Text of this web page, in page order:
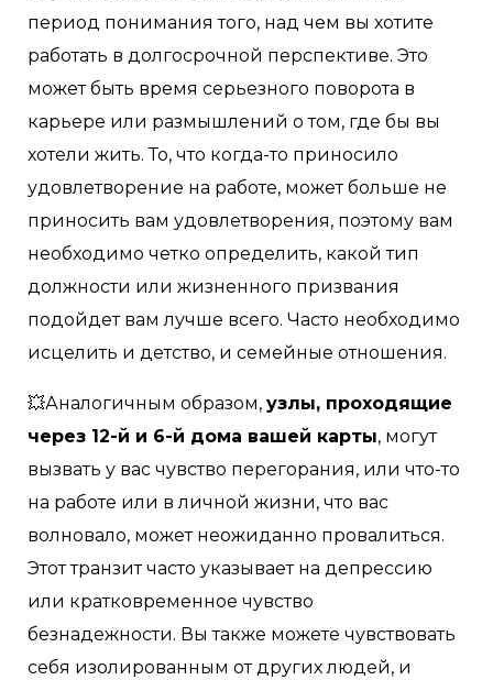
период понимания того, над чем вы хотите
работать в долгосрочной перспективе. Это
может быть время серьезного поворота в
карьере или размышлений о том, где бы вы
хотели жить. То, что когда-то приносило
удовлетворение на работе, может больше не
приносить вам удовлетворения, поэтому вам
необходимо четко определить, какой тип
должности или жизненного призвания
подойдет вам лучше всего. Часто необходимо
исцелить и детство, и семейные отношения.
💥Аналогичным образом, узлы, проходящие
через 12-й и 6-й дома вашей карты, могут
вызвать у вас чувство перегорания, или что-то
на работе или в личной жизни, что вас
волновало, может неожиданно провалиться.
Этот транзит часто указывает на депрессию
или кратковременное чувство
безнадежности. Вы также можете чувствовать
себя изолированным от других людей, и